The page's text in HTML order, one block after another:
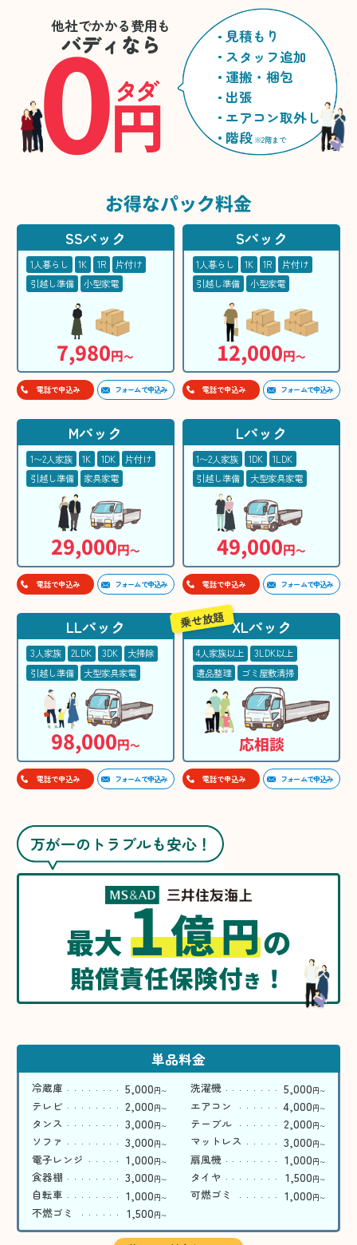
他社でかかる費用も
バディなら
0円
タダ
見積もり
スタッフ追加
運搬・梱包
出張
エアコン取外し
階段 ※2階まで
お得なパック料金
SSパック
1人暮らし 1K 1R
片付け
引越し準備
小型家電
7,980円〜
電話で申込み フォームで申込み
Sパック
1人暮らし 1K 1R
片付け
引越し準備
小型家電
12,000円〜
電話で申込み フォームで申込み
Mパック
1〜2人家族 1K 1DK
片付け
引越し準備
家具家電
29,000円〜
電話で申込み フォームで申込み
Lパック
1〜2人家族 1DK
1LDK
引越し準備
大型家具家電
49,000円〜
電話で申込み フォームで申込み
LLパック
3人家族 2LDK 3DK
大掃除
引越し準備
大型家具家電
98,000円〜
電話で申込み フォームで申込み
XLパック
4人家族以上
3LDK以上
遺品整理
ゴミ屋敷清掃
応相談
乗せ放題
電話で申込み フォームで申込み
万が一のトラブルも安心！
最大1億円の
賠償責任保険付き ！
単品料金
冷蔵庫 5,000円〜 洗濯機 5,000円〜
テレビ 2,000円〜 エアコン 4,000円〜
タンス 3,000円〜 テーブル 2,000円〜
ソファ 3,000円〜 マットレス 3,000円〜
電子レンジ 1,000円〜 扇風機 1,000円〜
食器棚 3,000円〜 タイヤ 1,500円〜
自転車 1,000円〜 可燃ゴミ 1,000円〜
不燃ゴミ 1,500円〜